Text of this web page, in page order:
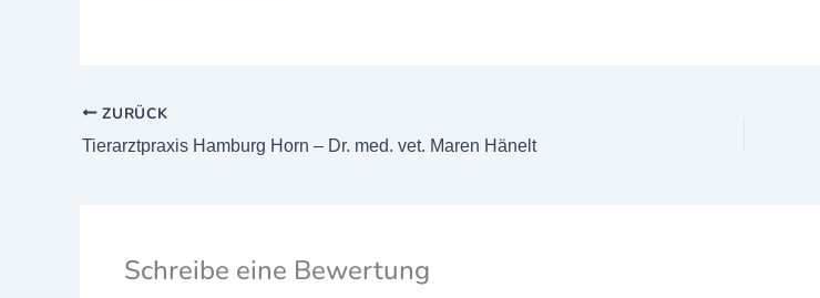
ZURÜCK
Tierarztpraxis Hamburg Horn – Dr. med. vet. Maren Hänelt
Schreibe eine Bewertung